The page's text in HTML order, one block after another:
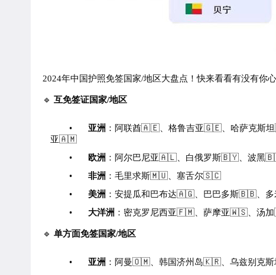
2024年中国护照免签国家/地区大盘点！快来看看有没有你
🔹 互免签证国家/地区
• 亚洲 ：阿联酋🇦🇪、格鲁吉亚🇬🇪、哈萨克
亚🇦🇲
•
欧洲 ：阿尔巴尼亚🇦🇱、白俄罗斯🇧🇾、波
•
非洲 ：毛里求斯🇲🇺、塞舌尔🇸🇨
•
美洲 ：安提瓜和巴布达🇦🇬、巴巴多斯🇧🇧、
•
大洋洲 ：密克罗尼西亚🇫🇲、萨摩亚🇼🇸、汤
🔹 单方面免签国家/地区
• 亚洲 ：阿曼🇴🇲、韩国济州岛🇰🇷、乌兹别